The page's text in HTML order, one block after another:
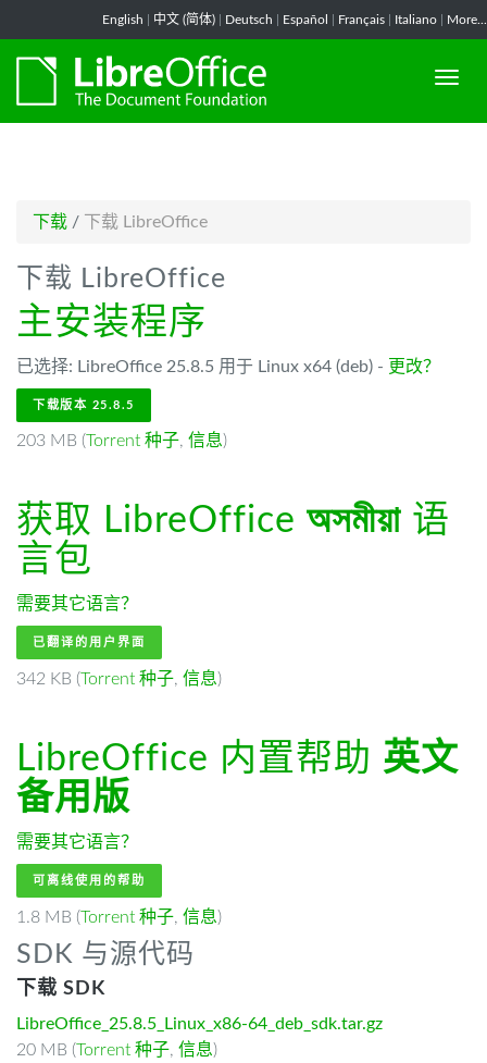
English 中文 (简体) Deutsch Español Français Italiano More...
下载 / 下载 LibreOffice
下载 LibreOffice
主安装程序
已选择: LibreOffice 25.8.5 用于 Linux x64 (deb) - 更改？
下载版本 25.8.5
203 MB (Torrent 种子, 信息)
获取 LibreOffice অসমীয়া 语
言包
需要其它语言？
已翻译的用户界面
342 KB (Torrent 种子, 信息)
LibreOffice 内置帮助 英文
备用版
需要其它语言？
可离线使用的帮助
1.8 MB (Torrent 种子, 信息)
SDK 与源代码
下载 SDK
LibreOffice_25.8.5_Linux_x86-64_deb_sdk.tar.gz
20 MB (Torrent 种子, 信息)